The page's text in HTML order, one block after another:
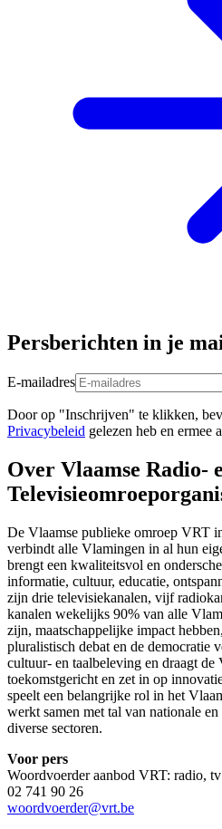
Persberichten in je
E-mailadres
Door op "Inschrijven" te klikken,
Privacybeleid gelezen heb en ermee
Over Vlaamse Radio-
De Vlaamse publieke omroep VRT
verbindt alle Vlamingen in al hun
brengt een kwaliteitsvol en
informatie, cultuur, educatie,
zijn drie televisiekanalen, vijf
kanalen wekelijks 90% van alle
zijn, maatschappelijke impact
pluralistisch debat en de democratie
cultuur- en taalbeleving en draagt
toekomstgericht en zet in op
speelt een belangrijke rol in het
werkt samen met tal van nationale
diverse sectoren.
Voor pers
Woordvoerder aanbod VRT: radio,
02 741 90 26
woordvoerder@vrt.be